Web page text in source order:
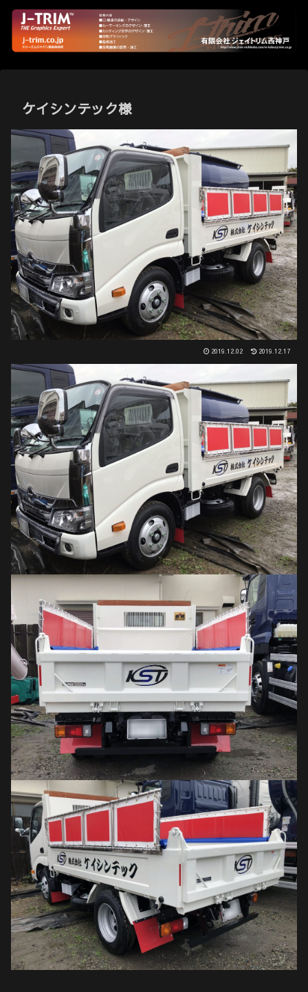
ケイシンテック様
2019.12.02 2019.12.17